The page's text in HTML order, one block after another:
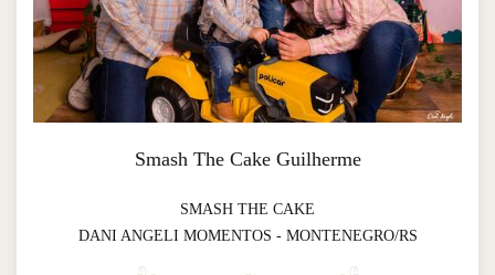
Smash The Cake Guilherme
SMASH THE CAKE
DANI ANGELI MOMENTOS - MONTENEGRO/RS